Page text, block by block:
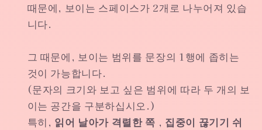
때문에, 보이는 스페이스가 2개로 나누어져 있습
니다.
그 때문에, 보이는 범위를 문장의 1행에 좁히는
것이 가능합니다.
(문자의 크기와 보고 싶은 범위에 따라 두 개의 보
이는 공간을 구분하십시오.)
특히, 읽어 날아가 격렬한 쪽 , 집중이 끊기기 쉬